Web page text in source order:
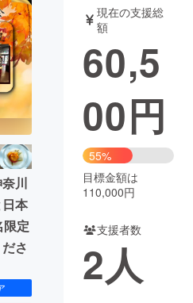
音楽
ェット ゲーム・
書籍・雑誌
チャレンジ
性化
CAMPFIRE Creation
税machi-ya コミュニティ
川
本
定
さ
現在の支援総
額
60,5
00円
55%
目標金額は
110,000円
支援者数
2人